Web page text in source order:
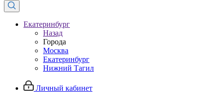
Екатеринбург
Назад
Города
Москва
Екатеринбург
Нижний Тагил
Личный кабинет